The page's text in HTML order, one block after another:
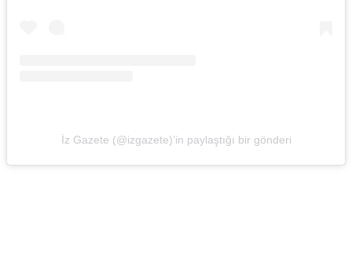
İz Gazete (@izgazete)’in paylaştığı bir gönderi